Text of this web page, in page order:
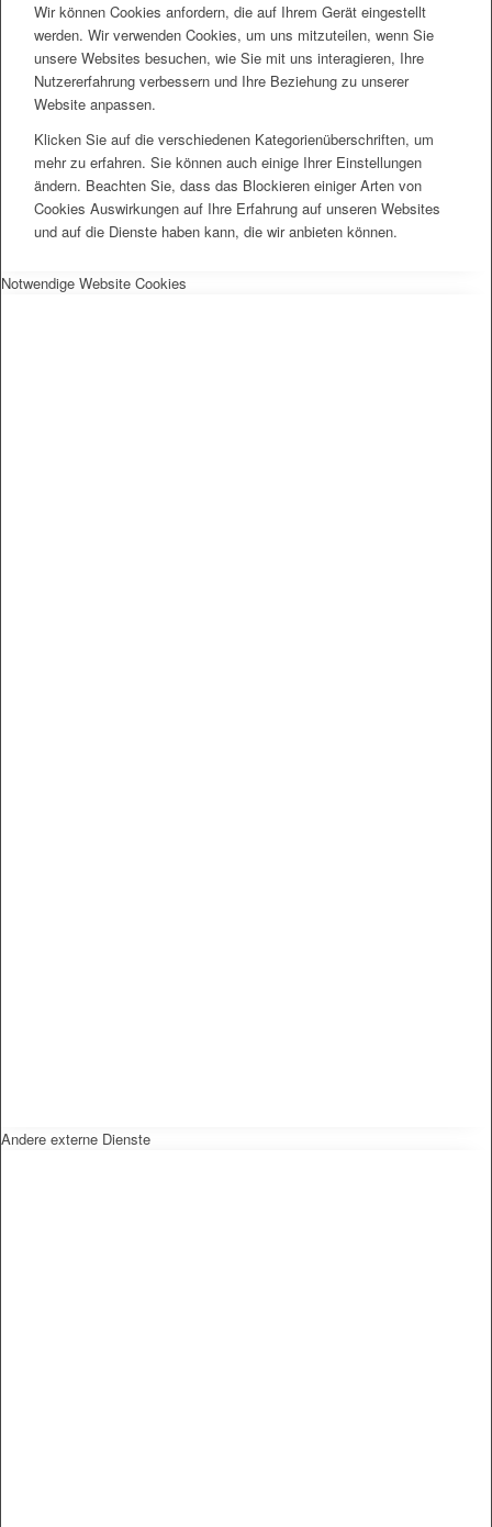
Wir können Cookies anfordern, die auf Ihrem Gerät eingestellt
werden. Wir verwenden Cookies, um uns mitzuteilen, wenn Sie
unsere Websites besuchen, wie Sie mit uns interagieren, Ihre
Nutzererfahrung verbessern und Ihre Beziehung zu unserer
Website anpassen.
Klicken Sie auf die verschiedenen Kategorienüberschriften, um
mehr zu erfahren. Sie können auch einige Ihrer Einstellungen
ändern. Beachten Sie, dass das Blockieren einiger Arten von
Cookies Auswirkungen auf Ihre Erfahrung auf unseren Websites
und auf die Dienste haben kann, die wir anbieten können.
Notwendige Website Cookies
Andere externe Dienste